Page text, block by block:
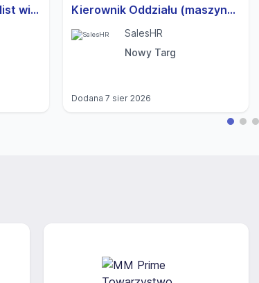
Junior Financial Specialist with German Kierownik Oddziału (maszyny rolnicze)
SalesHR
Nowy Targ
Dodana 7 sier 2026